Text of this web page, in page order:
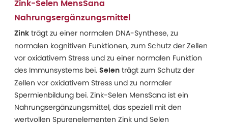
Zink-Selen MensSana
Nahrungsergänzungsmittel
Zink trägt zu einer normalen DNA-Synthese, zu
normalen kognitiven Funktionen, zum Schutz der Zellen
vor oxidativem Stress und zu einer normalen Funktion
des Immunsystems bei. Selen trägt zum Schutz der
Zellen vor oxidativem Stress und zu normaler
Spermienbildung bei. Zink-Selen MensSana ist ein
Nahrungsergänzungsmittel, das speziell mit den
wertvollen Spurenelementen Zink und Selen